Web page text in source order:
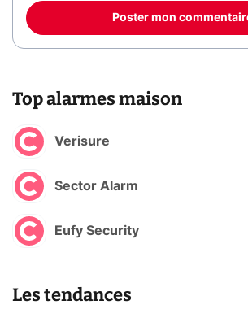
Poster mon
Top alarmes maison
Verisure
Sector Alarm
Eufy Security
Les tendances